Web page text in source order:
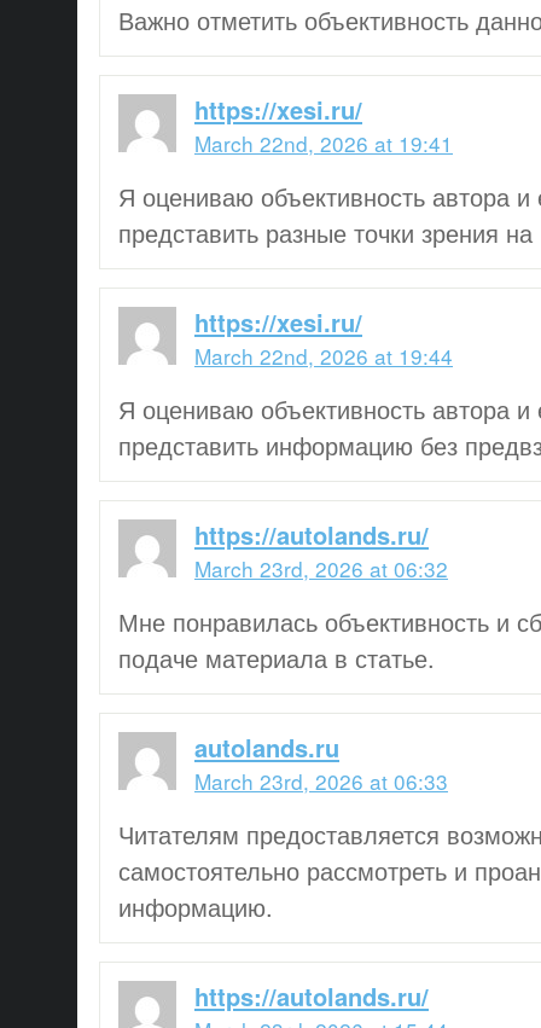
Важно отметить объективность
https://xesi.ru/
March 22nd, 2026 at 19:41
Я оцениваю объективность автора и
представить разные точки зрения
https://xesi.ru/
March 22nd, 2026 at 19:44
Я оцениваю объективность автора и
представить информацию без
https://autolands.ru/
March 23rd, 2026 at 06:32
Мне понравилась объективность и
подаче материала в статье.
autolands.ru
March 23rd, 2026 at 06:33
Читателям предоставляется
самостоятельно рассмотреть и
информацию.
https://autolands.ru/